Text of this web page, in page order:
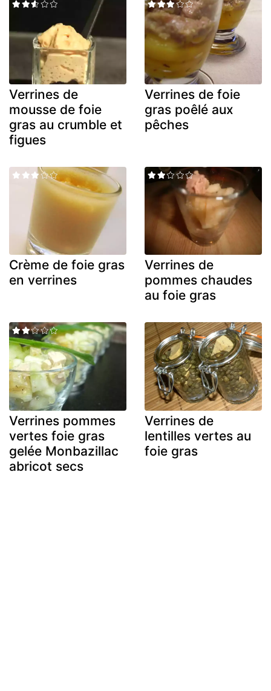
Verrines de
mousse de foie
gras au crumble et
figues
Verrines de foie
gras poêlé aux
pêches
Crème de foie gras
en verrines
Verrines de
pommes chaudes
au foie gras
Verrines pommes
vertes foie gras
gelée Monbazillac
abricot secs
Verrines de
lentilles vertes au
foie gras